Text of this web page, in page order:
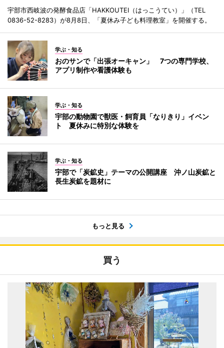
宇部市西岐波の発酵食品店「HAKKOUTEI（はっこうてい）」（TEL
0836-52-8283）が8月8日、「夏休み子ども料理教室」を開催する。
学ぶ・知る
おのサンで「出張オーキャン」 7つの専門学校、
アプリ制作や看護体験も
学ぶ・知る
宇部の動物園で獣医・飼育員「なりきり」イベン
ト 夏休みに特別な体験を
学ぶ・知る
宇部で「炭鉱史」テーマの公開講座 沖ノ山炭鉱と
長生炭鉱を題材に
もっと見る
買う